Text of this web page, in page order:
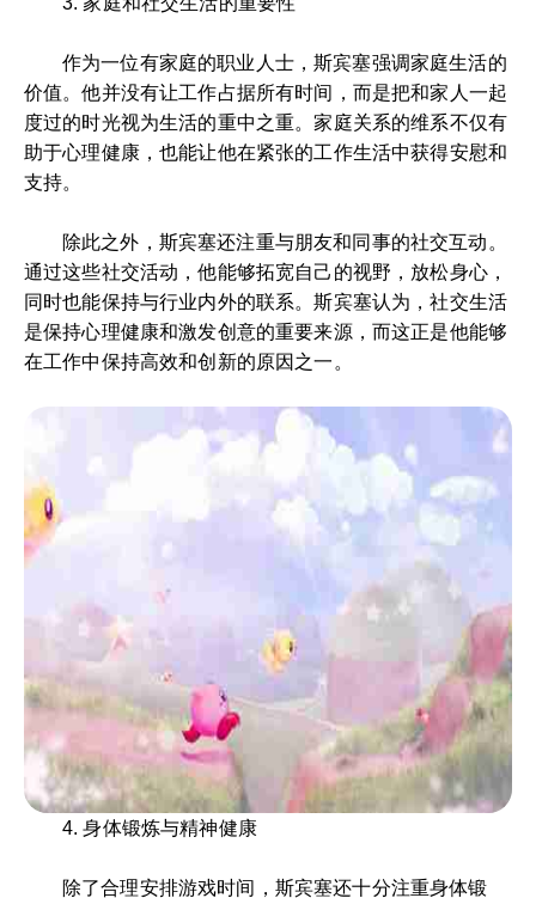
作为一位有家庭的职业人士，斯宾塞强调家庭生活的
价值。他并没有让工作占据所有时间，而是把和家人一起
度过的时光视为生活的重中之重。家庭关系的维系不仅有
助于心理健康，也能让他在紧张的工作生活中获得安慰和
支持。
除此之外，斯宾塞还注重与朋友和同事的社交互动。
通过这些社交活动，他能够拓宽自己的视野，放松身心，
同时也能保持与行业内外的联系。斯宾塞认为，社交生活
是保持心理健康和激发创意的重要来源，而这正是他能够
在工作中保持高效和创新的原因之一。
4. 身体锻炼与精神健康
除了合理安排游戏时间，斯宾塞还十分注重身体锻